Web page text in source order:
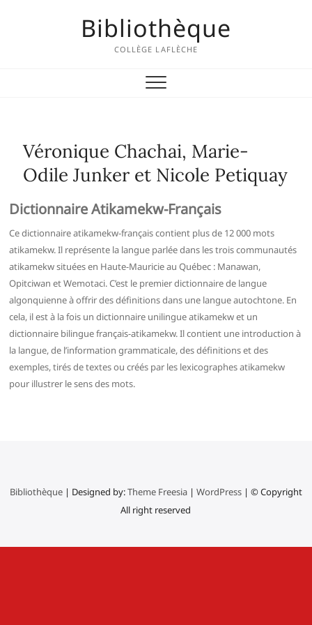
Bibliothèque
COLLÈGE LAFLÈCHE
Véronique Chachai, Marie-
Odile Junker et Nicole Petiquay
Dictionnaire Atikamekw-Français
Ce dictionnaire atikamekw-français contient plus de 12 000 mots
atikamekw. Il représente la langue parlée dans les trois communautés
atikamekw situées en Haute-Mauricie au Québec : Manawan,
Opitciwan et Wemotaci. C’est le premier dictionnaire de langue
algonquienne à offrir des définitions dans une langue autochtone. En
cela, il est à la fois un dictionnaire unilingue atikamekw et un
dictionnaire bilingue français-atikamekw. Il contient une introduction à
la langue, de l’information grammaticale, des définitions et des
exemples, tirés de textes ou créés par les lexicographes atikamekw
pour illustrer le sens des mots.
Bibliothèque| Designed by:Theme Freesia| WordPress| © Copyright
All right reserved